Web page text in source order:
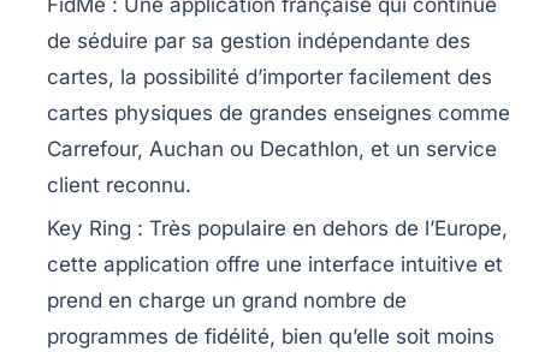
FidMe : Une application française qui continue
de séduire par sa gestion indépendante des
cartes, la possibilité d’importer facilement des
cartes physiques de grandes enseignes comme
Carrefour, Auchan ou Decathlon, et un service
client reconnu.
Key Ring : Très populaire en dehors de l’Europe,
cette application offre une interface intuitive et
prend en charge un grand nombre de
programmes de fidélité, bien qu’elle soit moins